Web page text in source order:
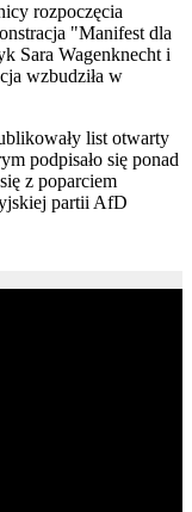
rozpoczęcia
"Manifest dla
Sara Wagenknecht i
wzbudziła w
list otwarty
podpisało się ponad
z poparciem
partii AfD